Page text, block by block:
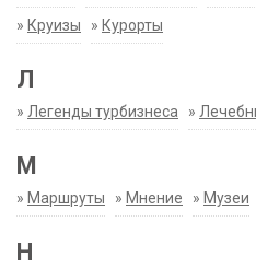
» Круизы » Курорты
Л
» Легенды турбизнеса »
М
» Маршруты » Мнение » Музеи
Н